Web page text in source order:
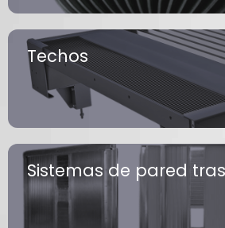
Techos
Sistemas de pared